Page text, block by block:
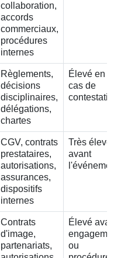
collaboration,
accords
commerciaux,
procédures
internes
Règlements,
décisions
disciplinaires,
délégations,
chartes
Élevé en
cas de
CGV, contrats
prestataires,
autorisations,
assurances,
dispositifs
internes
Très élevé
avant
Contrats
d'image,
partenariats,
Élevé
ou